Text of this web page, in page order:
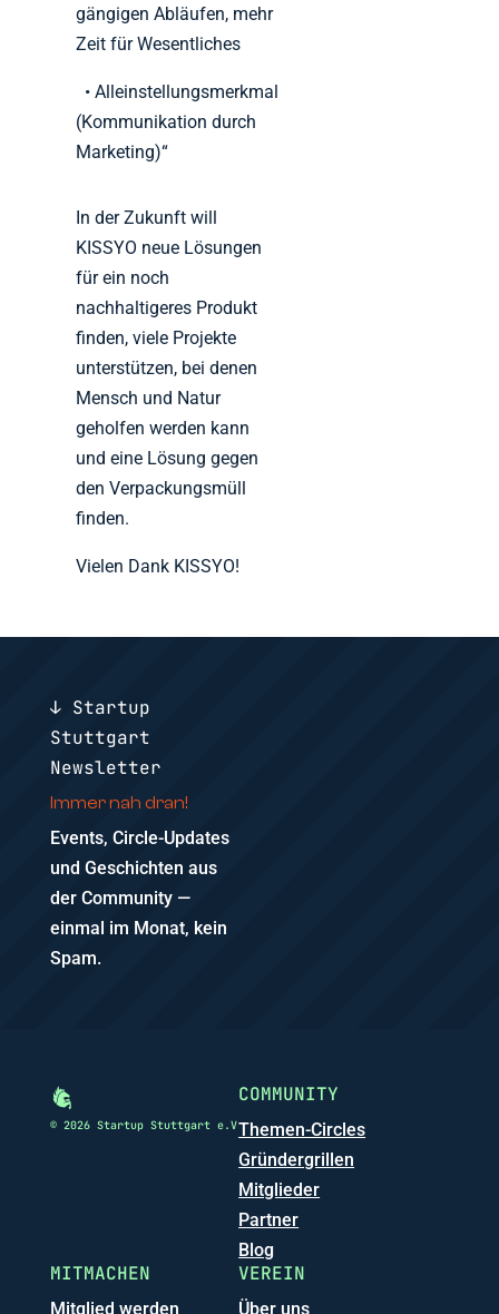
gängigen Abläufen, mehr
Zeit für Wesentliches
• Alleinstellungsmerkmal
(Kommunikation durch
Marketing)“
In der Zukunft will
KISSYO neue Lösungen
für ein noch
nachhaltigeres Produkt
finden, viele Projekte
unterstützen, bei denen
Mensch und Natur
geholfen werden kann
und eine Lösung gegen
den Verpackungsmüll
finden.
Vielen Dank KISSYO!
↓ Startup
Stuttgart
Newsletter
Immer nah dran!
Events, Circle-Updates
und Geschichten aus
der Community —
einmal im Monat, kein
Spam.
© 2026 Startup Stuttgart e.V
COMMUNITY
Themen-Circles
Gründergrillen
Mitglieder
Partner
Blog
MITMACHEN
Mitglied werden
VEREIN
Über uns